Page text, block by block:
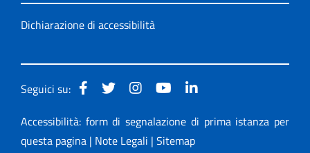
Dichiarazione di accessibilità
Seguici su:
Accessibilità: form di segnalazione di prima istanza per
questa pagina | Note Legali | Sitemap